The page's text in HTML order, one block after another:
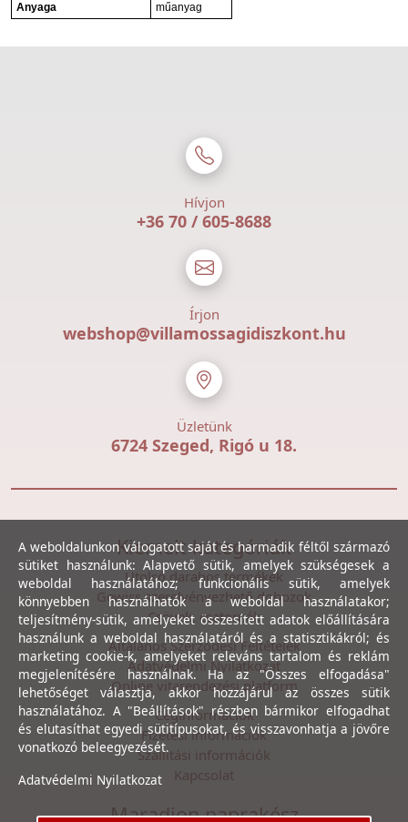
Anyaga
műanyag
Hívjon
+36 70 / 605-8688
Írjon
webshop@villamossagidiszkont.hu
Üzletünk
6724 Szeged, Rigó u 18.
Kiemelt kategóriák
Utolsó darabos termékek
Gewiss szerelvényezhető dobozok
Csövek, csatornák
Általános Szerződési Feltételek
Adatvédelmi Nyilatkozat
Online vitarendezési platform
Céginformációk
Fizetési információk
Szállítási információk
Kapcsolat
Maradjon naprakész
A weboldalunkon válogatott saját és harmadik féltől származó
sütiket használunk: Alapvető sütik, amelyek szükségesek a
weboldal használatához; funkcionális sütik, amelyek
könnyebben használhatók a weboldal használatakor;
teljesítmény-sütik, amelyeket összesített adatok előállítására
használunk a weboldal használatáról és a statisztikákról; és
marketing cookie-k, amelyeket releváns tartalom és reklám
megjelenítésére használnak. Ha az "Összes elfogadása"
lehetőséget választja, akkor hozzájárul az összes sütik
használatához. A "Beállítások" részben bármikor elfogadhat
és elutasíthat egyedi sütitípusokat, és visszavonhatja a jövőre
vonatkozó beleegyezését.
Adatvédelmi Nyilatkozat